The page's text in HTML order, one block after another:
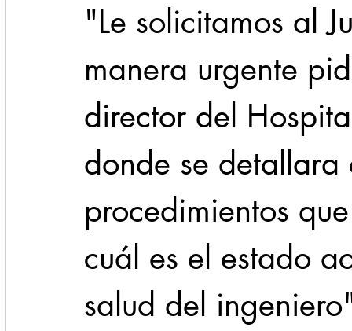
"Le solicitamos al
manera urgente
director del
donde se
procedimientos
cuál es el estado
salud del